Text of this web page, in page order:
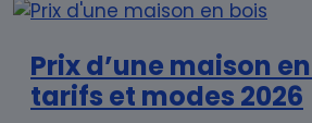
Prix d’une maison
tarifs et modes 2026